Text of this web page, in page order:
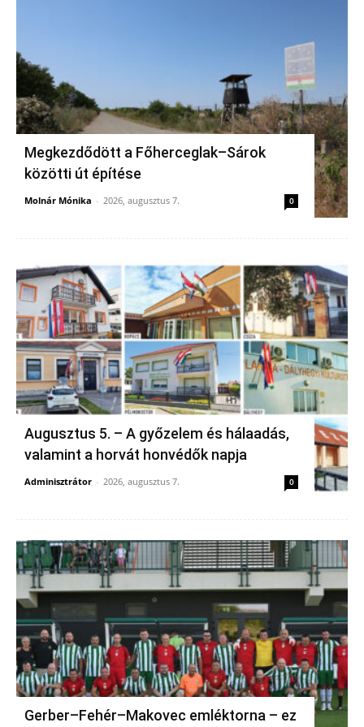
Megkezdődött a Főherceglak–Sárok
közötti út építése
Molnár Mónika - 2026, augusztus 7. 0
Augusztus 5. – A győzelem és hálaadás,
valamint a horvát honvédők napja
Adminisztrátor - 2026, augusztus 7. 0
Gerber–Fehér–Makovec emléktorna – ez